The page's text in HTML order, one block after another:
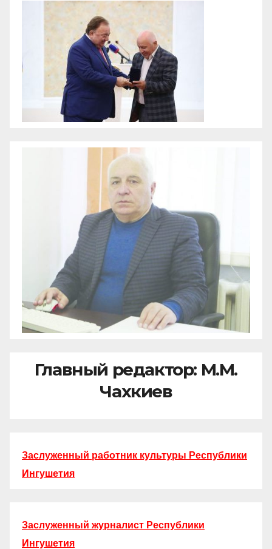
Главный редактор: М.М.
Чахкиев
Заслуженный работник культуры Республики
Ингушетия
Заслуженный журналист Республики
Ингушетия